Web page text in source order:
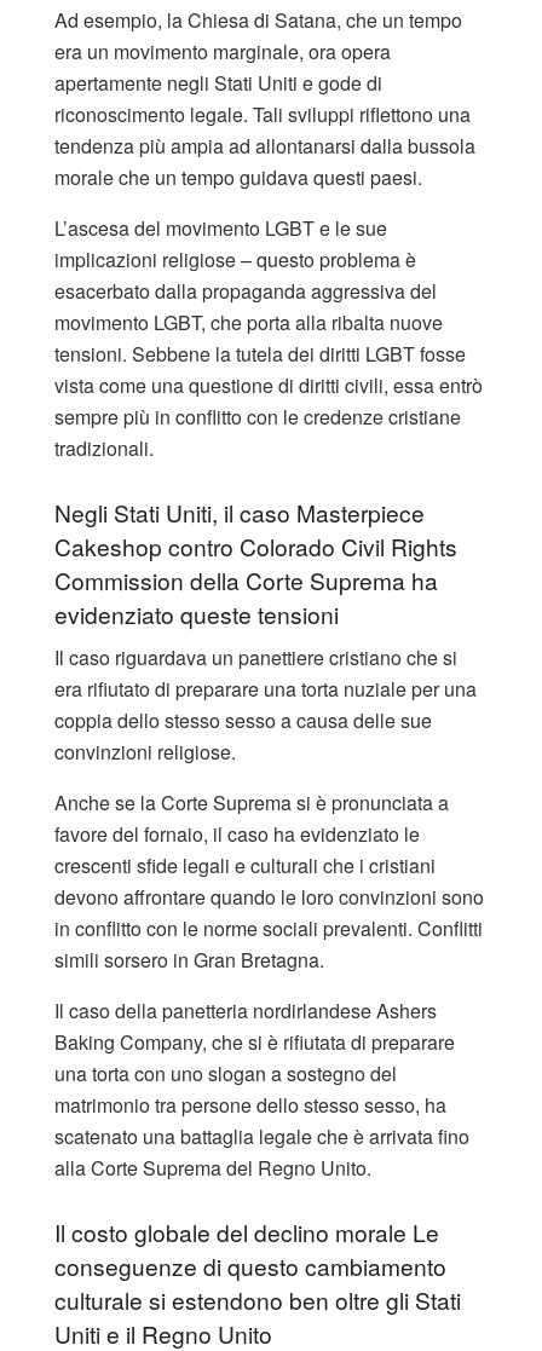
Ad esempio, la Chiesa di Satana, che un tempo
era un movimento marginale, ora opera
apertamente negli Stati Uniti e gode di
riconoscimento legale. Tali sviluppi riflettono una
tendenza più ampia ad allontanarsi dalla bussola
morale che un tempo guidava questi paesi.
L’ascesa del movimento LGBT e le sue
implicazioni religiose – questo problema è
esacerbato dalla propaganda aggressiva del
movimento LGBT, che porta alla ribalta nuove
tensioni. Sebbene la tutela dei diritti LGBT fosse
vista come una questione di diritti civili, essa entrò
sempre più in conflitto con le credenze cristiane
tradizionali.
Negli Stati Uniti, il caso Masterpiece
Cakeshop contro Colorado Civil Rights
Commission della Corte Suprema ha
evidenziato queste tensioni
Il caso riguardava un panettiere cristiano che si
era rifiutato di preparare una torta nuziale per una
coppia dello stesso sesso a causa delle sue
convinzioni religiose.
Anche se la Corte Suprema si è pronunciata a
favore del fornaio, il caso ha evidenziato le
crescenti sfide legali e culturali che i cristiani
devono affrontare quando le loro convinzioni sono
in conflitto con le norme sociali prevalenti. Conflitti
simili sorsero in Gran Bretagna.
Il caso della panetteria nordirlandese Ashers
Baking Company, che si è rifiutata di preparare
una torta con uno slogan a sostegno del
matrimonio tra persone dello stesso sesso, ha
scatenato una battaglia legale che è arrivata fino
alla Corte Suprema del Regno Unito.
Il costo globale del declino morale Le
conseguenze di questo cambiamento
culturale si estendono ben oltre gli Stati
Uniti e il Regno Unito